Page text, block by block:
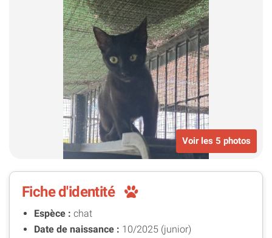
Voir les 5 photos
Fiche d'identité
Espèce : chat
Date de naissance : 10/2025 (junior)